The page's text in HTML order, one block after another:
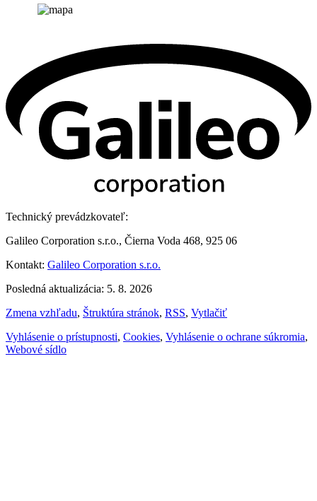
Technický prevádzkovateľ:
Galileo Corporation s.r.o., Čierna Voda 468, 925 06
Kontakt: Galileo Corporation s.r.o.
Posledná aktualizácia: 5. 8. 2026
Zmena vzhľadu, Štruktúra stránok, RSS, Vytlačiť
Vyhlásenie o prístupnosti, Cookies, Vyhlásenie o ochrane súkromia,
Webové sídlo